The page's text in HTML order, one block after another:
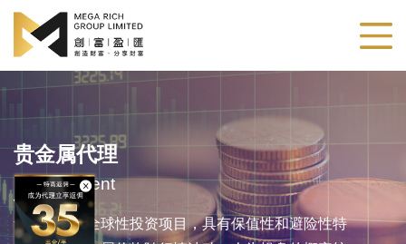
贵金属代理
Metals Agent
贵金属作为全球性投资项目，具有保值性和避险性特